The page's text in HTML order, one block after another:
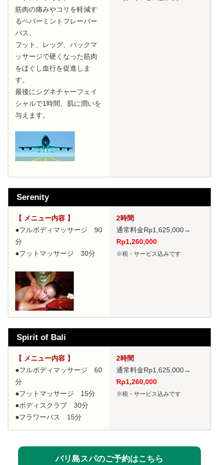
筋肉の痛みやコリを軽減す
るペパーミントフレーバー
バス、
フット、レッグ、バックマ
ッサージで硬くなった筋肉
をほぐし血行を促進しま
す。
最後にシグネチャーフェイ
シャルで1時間、肌に潤いを
与えます。
Serenity
【 メニュー内容 】
●フルボディマッサージ 90
分
●フットマッサージ 30分
2時間
通常料金Rp1,625,000→
Rp1,260,000
※税・サービス込みです
Spirit of Bali
【 メニュー内容 】
●フルボディマッサージ 60
分
●フットマッサージ 15分
●ボディスクラブ 30分
●フラワーバス 15分
2時間
通常料金Rp1,625,000→
Rp1,260,000
※税・サービス込みです
バリ島スパのご予約はこちら